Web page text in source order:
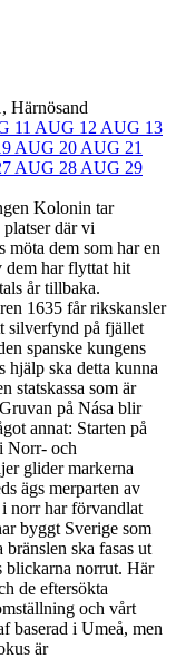
Härnösand
11 AUG 12 AUG 13
AUG 20 AUG 21
AUG 28 AUG 29
Kolonin tar
där vi
möta dem som har en
dem har flyttat hit
år tillbaka.
1635 får rikskansler
silverfynd på fjället
spanske kungens
hjälp ska detta kunna
statskassa som är
på Nása blir
annat: Starten på
Norr- och
glider markerna
ägs merparten av
i norr har förvandlat
byggt Sverige som
ska fasas ut
blickarna norrut. Här
de eftersökta
och vårt
baserad i Umeå, men
är